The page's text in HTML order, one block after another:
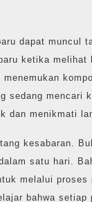
dapat muncul
ketika melihat
sedang mencari
dan menikmati
kesabaran.
satu hari.
melalui proses
bahwa setiap